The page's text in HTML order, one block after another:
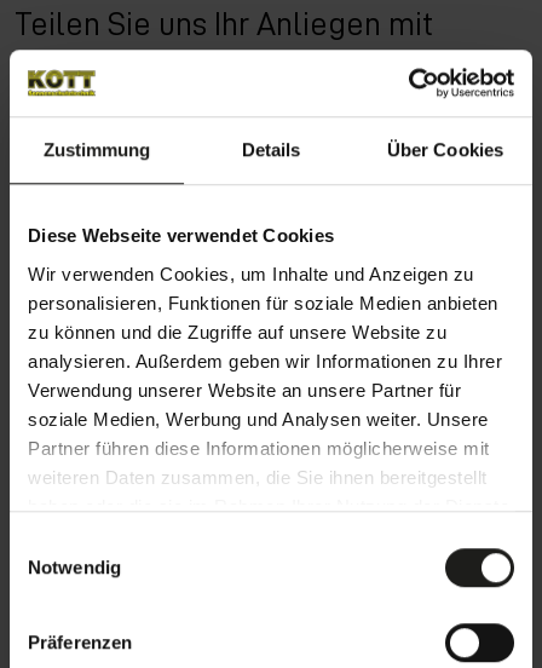
Zustimmung Details Über Cookies
Diese Webseite verwendet Cookies
Wir verwenden Cookies, um Inhalte und Anzeigen zu
personalisieren, Funktionen für soziale Medien anbieten
zu können und die Zugriffe auf unsere Website zu
analysieren. Außerdem geben wir Informationen zu Ihrer
Verwendung unserer Website an unsere Partner für
soziale Medien, Werbung und Analysen weiter. Unsere
Partner führen diese Informationen möglicherweise mit
weiteren Daten zusammen, die Sie ihnen bereitgestellt
haben oder die sie im Rahmen Ihrer Nutzung der Dienste
Notwendig
Präferenzen
Teilen Sie uns Ihr Anliegen mit
Vorname
Nachname
Ich wünsche eine Kontaktaufnahme per
Telefon
E-Mail
Betreff Ihrer Nachricht